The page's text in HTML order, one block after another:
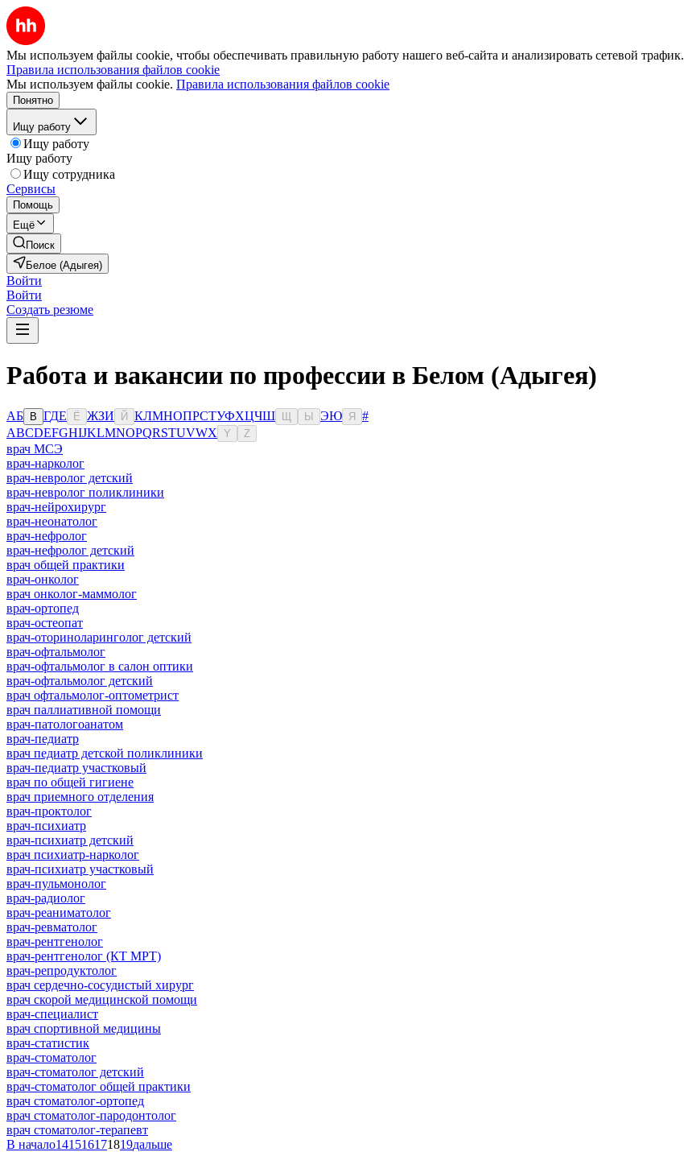
Мы используем файлы cookie, чтобы обеспечивать правильную работу нашего веб-сайта и анализировать сетевой трафик.
Правила использования файлов cookie
Мы используем файлы cookie. Правила использования файлов cookie
Понятно
Ищу работу
Ищу работу
Ищу работу
Ищу сотрудника
Сервисы
Помощь
Ещё
Поиск
Белое (Адыгея)
Войти
Войти
Создать резюме
Работа и вакансии по профессии в Белом (Адыгея)
АБ В ГДЕ Ё ЖЗИ Й КЛМНОПРСТУФХЦЧШ Ы ЭЮ Я
#
ABCDEFGHIJKLMNOPQRSTUVWX Y Z
врач МСЭ
врач-нарколог
врач-невролог детский
врач-невролог поликлиники
врач-нейрохирург
врач-неонатолог
врач-нефролог
врач-нефролог детский
врач общей практики
врач-онколог
врач онколог-маммолог
врач-ортопед
врач-остеопат
врач-оториноларинголог детский
врач-офтальмолог
врач-офтальмолог в салон оптики
врач-офтальмолог детский
врач офтальмолог-оптометрист
врач паллиативной помощи
врач-патологоанатом
врач-педиатр
врач педиатр детской поликлиники
врач-педиатр участковый
врач по общей гигиене
врач приемного отделения
врач-проктолог
врач-психиатр
врач-психиатр детский
врач психиатр-нарколог
врач-психиатр участковый
врач-пульмонолог
врач-радиолог
врач-реаниматолог
врач-ревматолог
врач-рентгенолог
врач-рентгенолог (КТ МРТ)
врач-репродуктолог
врач сердечно-сосудистый хирург
врач скорой медицинской помощи
врач-специалист
врач спортивной медицины
врач-статистик
врач-стоматолог
врач-стоматолог детский
врач-стоматолог общей практики
врач стоматолог-ортопед
врач стоматолог-пародонтолог
врач стоматолог-терапевт
В начало141516171819дальше